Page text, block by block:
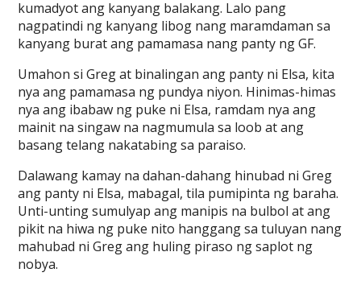
kumadyot ang kanyang balakang. Lalo pang
nagpatindi ng kanyang libog nang maramdaman sa
kanyang burat ang pamamasa nang panty ng GF.
Umahon si Greg at binalingan ang panty ni Elsa, kita
nya ang pamamasa ng pundya niyon. Hinimas-himas
nya ang ibabaw ng puke ni Elsa, ramdam nya ang
mainit na singaw na nagmumula sa loob at ang
basang telang nakatabing sa paraiso.
Dalawang kamay na dahan-dahang hinubad ni Greg
ang panty ni Elsa, mabagal, tila pumipinta ng baraha.
Unti-unting sumulyap ang manipis na bulbol at ang
pikit na hiwa ng puke nito hanggang sa tuluyan nang
mahubad ni Greg ang huling piraso ng saplot ng
nobya.